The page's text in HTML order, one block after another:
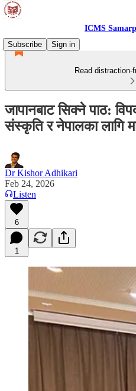
ICMS
Subscribe
Sign in
Read
जापानबाट सिक्ने पाठ:
संस्कृति र नेपालका लागि
Dr Kishor Adhikari
Feb 24, 2026
Listen
6
1